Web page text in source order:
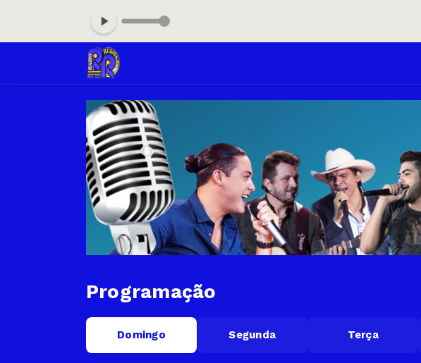
Programação
Domingo Segunda Terça